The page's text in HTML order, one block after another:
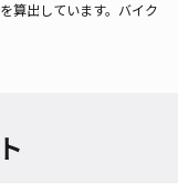
算出しています。バイク